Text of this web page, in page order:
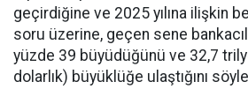
geçirdiğine ve 2025 yılına ilişkin
soru üzerine, geçen sene
yüzde 39 büyüdüğünü ve 32,7
dolarlık) büyüklüğe ulaştığını